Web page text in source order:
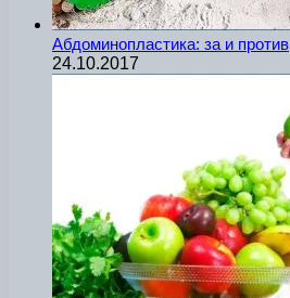
Абдоминопластика: за и против
24.10.2017